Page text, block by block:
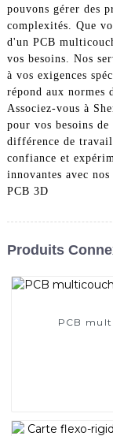
pouvons gérer des
complexités. Que
d'un PCB
vos besoins. Nos
à vos exigences
répond aux normes
Associez-vous à
pour vos besoins
différence de
confiance et
innovantes avec
PCB 3D
Produits
PCB